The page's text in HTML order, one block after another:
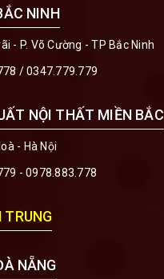
NINH
- P. Võ Cường - TP Bắc Ninh
/0347.779.779
NỘI THẤT MIỀN BẮC
- Hà Nội
- 0978.883.778
TRUNG
NẴNG